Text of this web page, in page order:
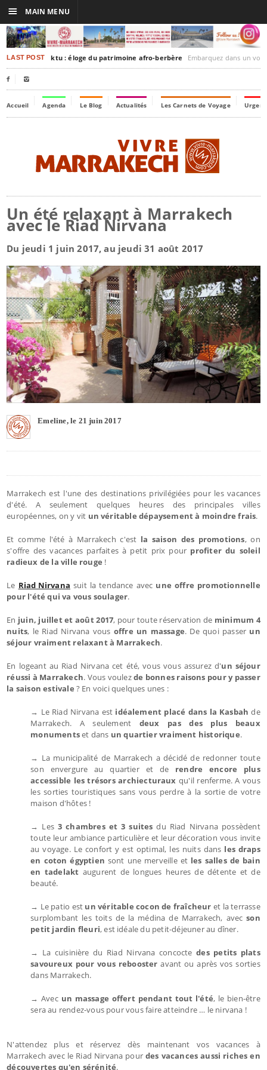
LAST POSTTimbuktu : éloge du patrimoine afro-berbère Embarquez dans un voyage culturel dans le
 
Accueil Agenda Le Blog Actualités Les Carnets de Voyage
Un été relaxant à Marrakech
avec le Riad Nirvana
Du jeudi 1 juin 2017, au jeudi 31 août 2017
Emeline, le 21 juin 2017
Marrakech est l'une des destinations privilégiées pour les vacances
d'été. A seulement quelques heures des principales villes
européennes, on y vit un véritable dépaysement à moindre frais.
Et comme l'été à Marrakech c'est la saison des promotions, on
s'offre des vacances parfaites à petit prix pour profiter du soleil
radieux de la ville rouge !
Le Riad Nirvana suit la tendance avec une offre promotionnelle
pour l'été qui va vous soulager.
En juin, juillet et août 2017, pour toute réservation de minimum 4
nuits, le Riad Nirvana vous offre un massage. De quoi passer un
séjour vraiment relaxant à Marrakech.
En logeant au Riad Nirvana cet été, vous vous assurez d'un séjour
réussi à Marrakech. Vous voulezde bonnes raisons pour y passer
la saison estivale ? En voici quelques unes :
→ Le Riad Nirvana est idéalement placé dans la Kasbah de
Marrakech. A seulement deux pas des plus beaux
monumentset dans un quartier vraiment historique.
→ La municipalité de Marrakech a décidé de redonner toute
son envergure au quartier et de rendre encore plus
accessible les trésors archiecturauxqu'il renferme. A vous
les sorties touristiques sans vous perdre à la sortie de votre
maison d'hôtes !
→ Les 3 chambres et 3 suites du Riad Nirvana possèdent
toute leur ambiance particulière et leur décoration vous invite
au voyage. Le confort y est optimal, les nuits dans les draps
en coton égyptien sont une merveille et les salles de bain
en tadelakt augurent de longues heures de détente et de
beauté.
→ Le patio est un véritable cocon de fraîcheur et la terrasse
surplombant les toits de la médina de Marrakech, avecson
petit jardin fleuri, est idéale du petit-déjeuner au dîner.
→ La cuisinière du Riad Nirvana concoctedes petits plats
savoureux pour vous rebooster avant ou après vos sorties
dans Marrakech.
→ Avec un massage offert pendant tout l'été, le bien-être
sera au rendez-vous pour vous faire atteindre … le nirvana !
N'attendez plus et réservez dès maintenant vos vacances à
Marrakech avec le Riad Nirvana pourdes vacances aussi riches en
découvertes qu'en sérénité.
☰ MAIN MENU